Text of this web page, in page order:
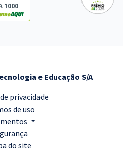
1000
e Educação S/A
privacidade
de uso
do site